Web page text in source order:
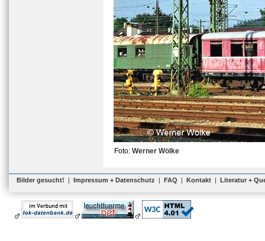
Foto: Werner Wölke
Bilder gesucht! | Impressum + Datenschutz | FAQ | Kontakt | Literatur +